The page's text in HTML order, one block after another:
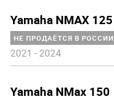
Yamaha NMAX 125
НЕ ПРОДАЁТСЯ В РОССИИ
2021 -2024
Yamaha NMax 150